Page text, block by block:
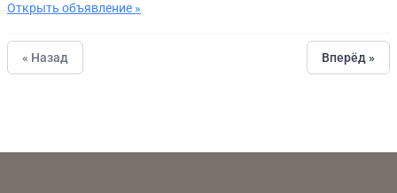
Открыть объявление »
« Назад Вперёд »